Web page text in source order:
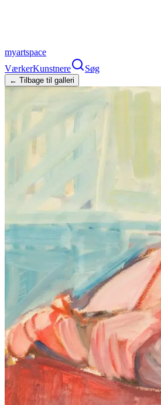
myartspace
VærkerKunstnere Søg
← Tilbage til galleri